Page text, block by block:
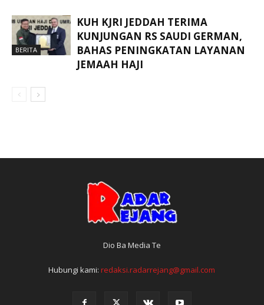
BERITA
KUH KJRI JEDDAH TERIMA
KUNJUNGAN RS SAUDI GERMAN,
BAHAS PENINGKATAN LAYANAN
JEMAAH HAJI
Dio Ba Media Te
Hubungi kami:redaksi.radarrejang@gmail.com